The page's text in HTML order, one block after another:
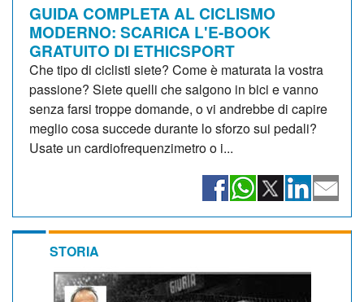
GUIDA COMPLETA AL CICLISMO
MODERNO: SCARICA L'E-BOOK
GRATUITO DI ETHICSPORT
Che tipo di ciclisti siete? Come è maturata la vostra
passione? Siete quelli che salgono in bici e vanno
senza farsi troppe domande, o vi andrebbe di capire
meglio cosa succede durante lo sforzo sui pedali?
Usate un cardiofrequenzimetro o i...
STORIA